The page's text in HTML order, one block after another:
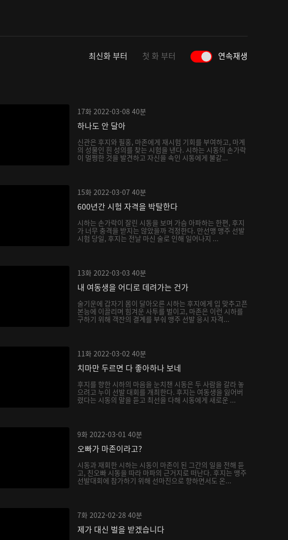
최신화 부터 첫 화 부터 연속재생
17화 2022-03-08 40분
하나도 안 달아
신관은 후지와 필홍, 마존에게 재시험 기회를 부여하고, 마계
의 성물인 흰 성의를 찾는 시험을 낸다. 시하는 시동의 손가락
이 멀쩡한 것을 발견하고 자신을 속인 시동에게 불같...
15화 2022-03-07 40분
600년간 시험 자격을 박탈한다
시하는 손가락이 잘린 시동을 보며 가슴 아파하는 한편, 후지
가 너무 충격을 받지는 않았을까 걱정한다. 만선맹 맹주 선발
시험 당일, 후지는 전날 마신 술로 인해 일어나지 ...
13화 2022-03-03 40분
내 여동생을 어디로 데려가는 건가
술기운에 갑자기 몸이 달아오른 시하는 후지에게 입 맞추고픈
본능에 이끌리며 힘겨운 사투를 벌이고, 마존은 이런 시하를
구하기 위해 객잔의 결계를 부숴 맹주 선발 응시 자격...
11화 2022-03-02 40분
치마만 두르면 다 좋아하나 보네
후지를 향한 시하의 마음을 눈치챈 시동은 두 사람을 갈라 놓
으려고 누이 선발 대회를 개최한다. 후지는 여동생을 잃어버
렸다는 시동의 말을 듣고 최선을 다해 시동에게 새로운 ...
9화 2022-03-01 40분
오빠가 마존이라고?
시동과 재회한 시하는 시동이 마존이 된 그간의 일을 전해 듣
고, 친오빠 시동을 따라 마파의 근거지로 떠난다. 후지는 맹주
선발대회에 참가하기 위해 선마진으로 향하면서도 온...
7화 2022-02-28 40분
제가 대신 벌을 받겠습니다